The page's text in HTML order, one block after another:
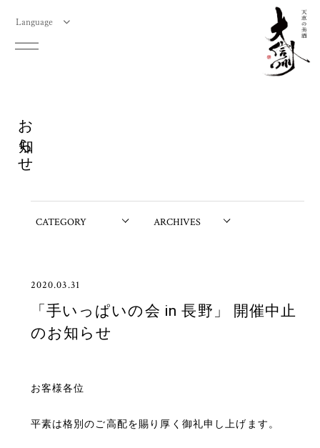
Language
お知らせ
2020.03.31
「手いっぱいの会 in 長野」 開催中止
のお知らせ
お客様各位
平素は格別のご高配を賜り厚く御礼申し上げます。